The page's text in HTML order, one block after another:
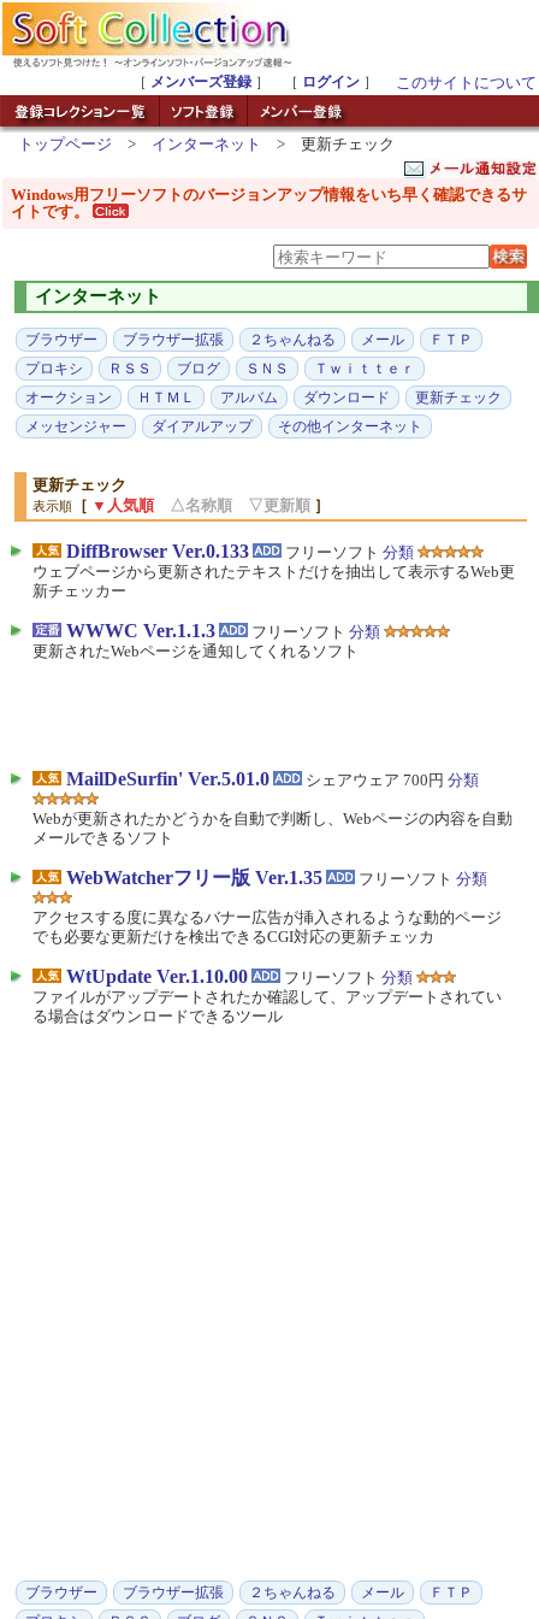
［ メンバーズ登録 ］ ［ ログイン ］ このサイトについて
トップページ > インターネット > 更新チェック
Windows用フリーソフトのバージョンアップ情報をいち早く確認できるサ
イトです。
インターネット
ブラウザー ブラウザー拡張 ２ちゃんねる メール
ＦＴＰ
プロキシ
ＲＳＳ ブログ ＳＮＳ
Ｔｗｉｔｔｅｒ
オークション
ＨＴＭＬ アルバム ダウンロード
更新チェック
メッセンジャー
ダイアルアップ その他インターネット
更新チェック
表示順 ［ ▼人気順 △名称順 ▽更新順 ］
DiffBrowser Ver.0.133 フリーソフト 分類
ウェブページから更新されたテキストだけを抽出して表示するWeb更
新チェッカー
WWWC Ver.1.1.3 フリーソフト 分類
更新されたWebページを通知してくれるソフト
MailDeSurfin' Ver.5.01.0 シェアウェア 700円 分類
Webが更新されたかどうかを自動で判断し、Webページの内容を自動
メールできるソフト
WebWatcherフリー版 Ver.1.35 フリーソフト 分類
アクセスする度に異なるバナー広告が挿入されるような動的ページ
でも必要な更新だけを検出できるCGI対応の更新チェッカ
WtUpdate Ver.1.10.00 フリーソフト 分類
ファイルがアップデートされたか確認して、アップデートされてい
る場合はダウンロードできるツール
ブラウザー ブラウザー拡張 ２ちゃんねる メール
ＦＴＰ